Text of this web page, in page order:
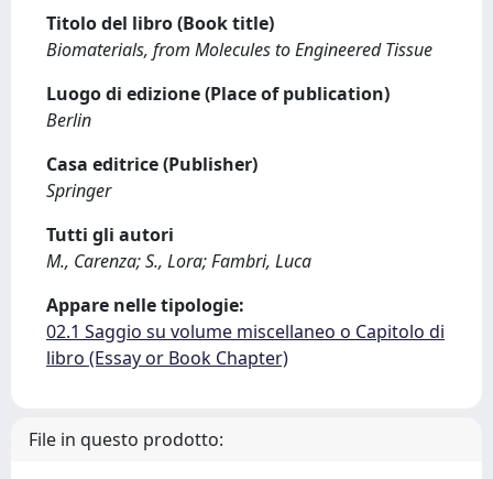
Titolo del libro (Book title)
Biomaterials, from Molecules to Engineered Tissue
Luogo di edizione (Place of publication)
Berlin
Casa editrice (Publisher)
Springer
Tutti gli autori
M., Carenza; S., Lora; Fambri, Luca
Appare nelle tipologie:
02.1 Saggio su volume miscellaneo o Capitolo di
libro (Essay or Book Chapter)
File in questo prodotto: